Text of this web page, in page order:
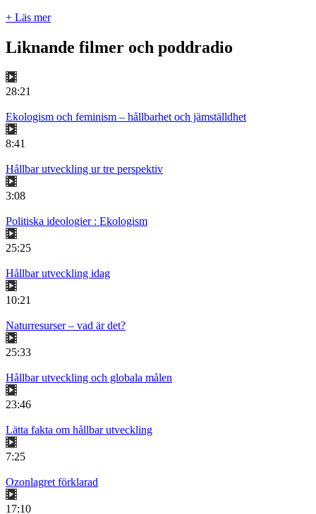
+ Läs mer
Liknande filmer och poddradio
28:21
Ekologism och feminism – hållbarhet och jämställdhet
8:41
Hållbar utveckling ur tre perspektiv
3:08
Politiska ideologier : Ekologism
25:25
Hållbar utveckling idag
10:21
Naturresurser – vad är det?
25:33
Hållbar utveckling och globala målen
23:46
Lätta fakta om hållbar utveckling
7:25
Ozonlagret förklarad
17:10